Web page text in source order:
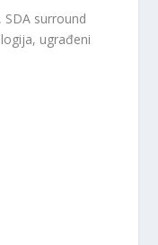
surround
ugrađeni